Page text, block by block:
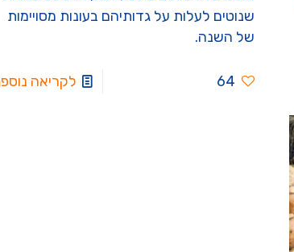
שנוטים לעלות על גדותיהם בעונות מסויימות
של השנה.
64 לקריאה